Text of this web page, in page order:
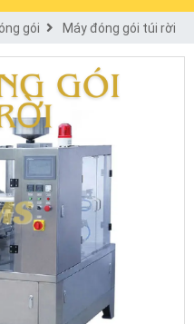
gói Máy đóng gói túi rời